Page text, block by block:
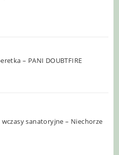
– PANI DOUBTFIRE
wczasy sanatoryjne – Niechorze